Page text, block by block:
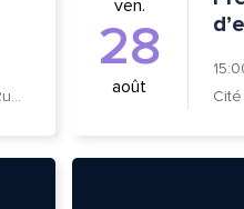
Cité des Métiers du Grand Genève 6 Rue Prévost-Martin 1205 Genève
ven.
28
août